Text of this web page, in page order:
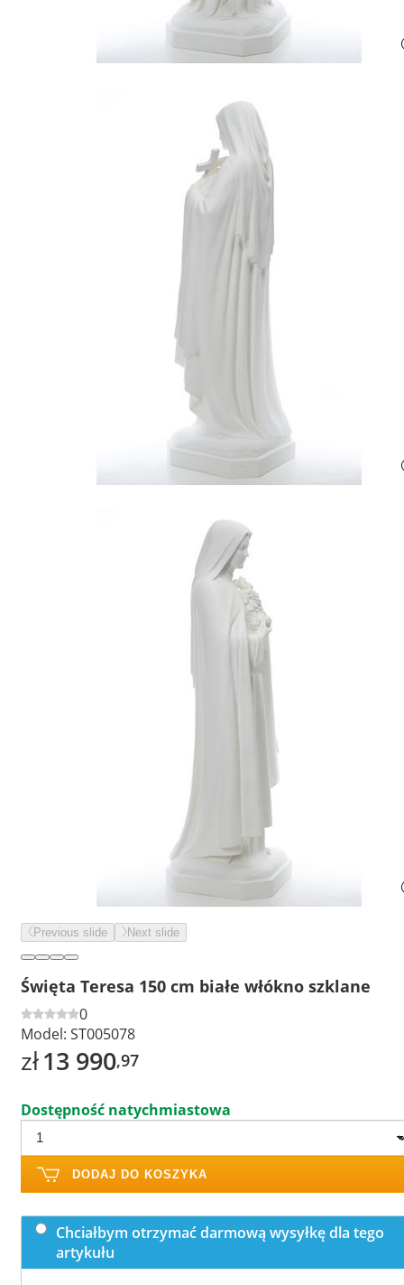
Previous slide Next slide
Święta Teresa 150 cm białe włókno szklane
0
Model: ST005078
zł13 990,97
Dostępność natychmiastowa
DODAJ DO KOSZYKA
Chciałbym otrzymać darmową wysyłkę dla tego
artykułu